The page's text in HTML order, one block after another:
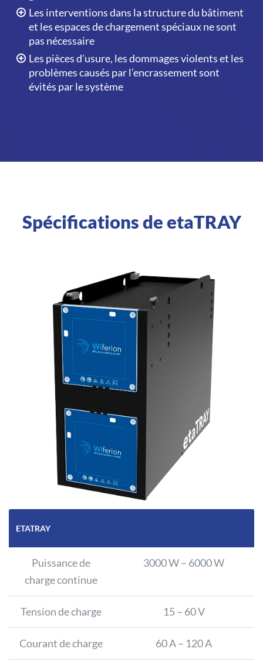
Les interventions dans la structure du bâtiment
et les espaces de chargement spéciaux ne sont
pas nécessaire
Les pièces d’usure, les dommages violents et les
problèmes causés par l’encrassement sont
évités par le système
Spécifications de etaTRAY
ETATRAY
Puissance de
charge continue
3000 W – 6000 W
Tension de charge 15 – 60 V
Courant de charge 60 A – 120 A